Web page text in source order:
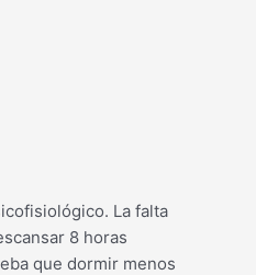
La falta
8 horas
que dormir menos